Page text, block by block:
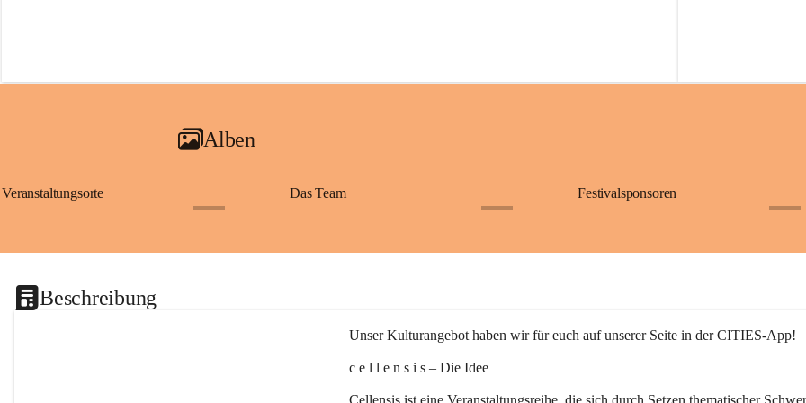
Alben
Veranstaltungsorte Das Team Festivalsponsoren
Beschreibung
Unser Kulturangebot haben wir für euch auf unserer Seite in der CITIES-App!
c e l l e n s i s – Die Idee
Cellensis ist eine Veranstaltungsreihe, die sich durch Setzen thematischer